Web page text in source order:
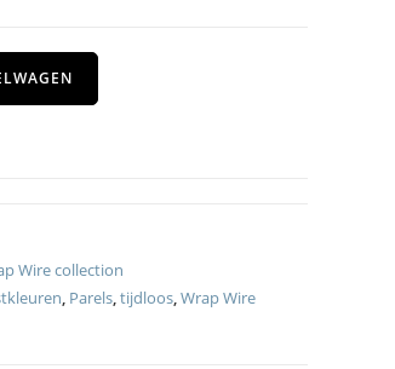
Wire collection
, Parels,tijdloos,Wrap Wire